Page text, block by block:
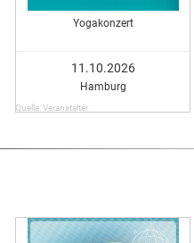
Yogakonzert
11.10.2026
Hamburg
Quelle: Veranstalter